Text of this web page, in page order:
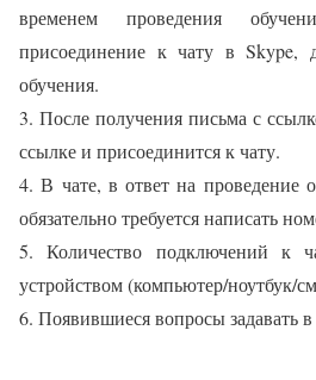
временем проведения
присоединение к чату в Skype,
обучения.
3. После получения письма с
ссылке и присоединится к чату.
4. В чате, в ответ на проведение
обязательно требуется написать
5. Количество подключений к
устройством (компьютер/ноутбук/
6. Появившиеся вопросы задавать в